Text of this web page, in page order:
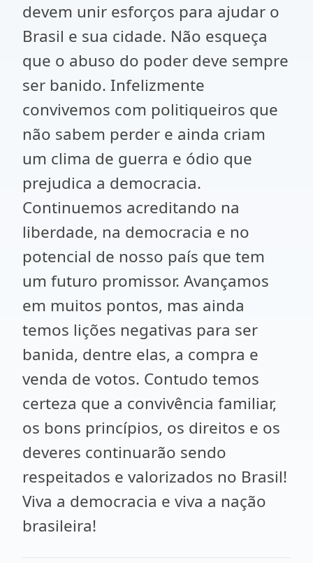
devem unir esforços para ajudar o
Brasil e sua cidade. Não esqueça
que o abuso do poder deve sempre
ser banido. Infelizmente
convivemos com politiqueiros que
não sabem perder e ainda criam
um clima de guerra e ódio que
prejudica a democracia.
Continuemos acreditando na
liberdade, na democracia e no
potencial de nosso país que tem
um futuro promissor. Avançamos
em muitos pontos, mas ainda
temos lições negativas para ser
banida, dentre elas, a compra e
venda de votos. Contudo temos
certeza que a convivência familiar,
os bons princípios, os direitos e os
deveres continuarão sendo
respeitados e valorizados no Brasil!
Viva a democracia e viva a nação
brasileira!